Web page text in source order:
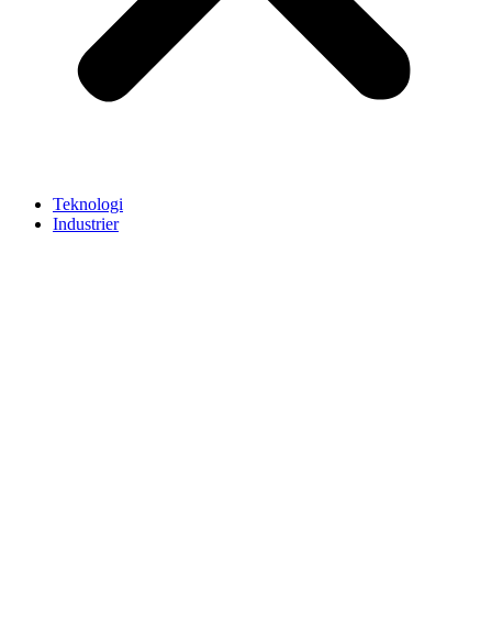
Teknologi
Industrier